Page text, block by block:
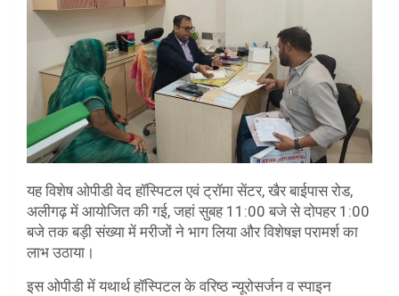
यह विशेष ओपीडी वेद हॉस्पिटल एवं ट्रॉमा सेंटर, खैर बाईपास रोड,
अलीगढ़ में आयोजित की गई, जहां सुबह 11:00 बजे से दोपहर 1:00
बजे तक बड़ी संख्या में मरीजों ने भाग लिया और विशेषज्ञ परामर्श का
लाभ उठाया।
इस ओपीडी में यथार्थ हॉस्पिटल के वरिष्ठ न्यूरोसर्जन व स्पाइन